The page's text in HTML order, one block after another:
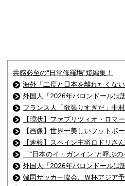
共感必至の“日常修羅場”短編集！
海外「二度と日本を離れたくな
外国人「2026年バロンドールは
フランス人「欲張りすぎだ」中
【現状】ファブリツィオ・ロマ
【画像】世界一美しいフットボ
【速報】スペイン主将ロドリさ
「“日本のイ・ガンイン”と呼ぶ
外国人「2026年バロンドールは
韓国サッカー協会、Ｗ杯アジア